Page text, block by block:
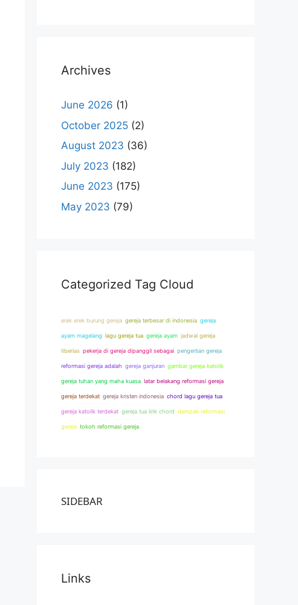
Archives
June 2026 (1)
October 2025 (2)
August 2023 (36)
July 2023 (182)
June 2023 (175)
May 2023 (79)
Categorized Tag Cloud
erek erek burung gereja gereja terbesar di indonesia gereja
ayam magelang lagu gereja tua gereja ayam jadwal gereja
tiberias pekerja di gereja dipanggil sebagai pengertian gereja
reformasi gereja adalah gereja ganjuran gambar gereja katolik
gereja tuhan yang maha kuasa latar belakang reformasi gereja
gereja terdekat gereja kristen indonesia chord lagu gereja tua
gereja katolik terdekat gereja tua lirik chord dampak reformasi
gereja tokoh reformasi gereja
SIDEBAR
Links